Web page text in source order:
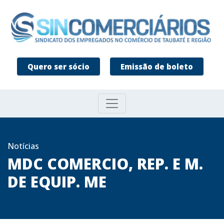
Quero ser sócio Emissão de boleto
Notícias
MDC COMERCIO, REP. E M.
DE EQUIP. ME